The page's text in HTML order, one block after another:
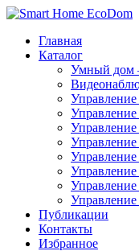
Главная
Каталог
Умный дом
Управление
Публикации
Контакты
Избранное